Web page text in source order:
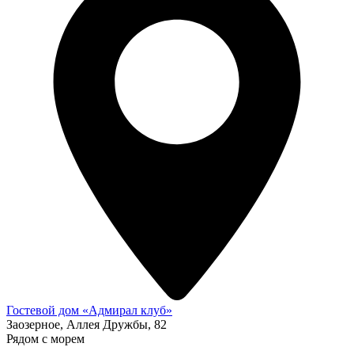
Гостевой дом «Адмирал клуб»
Заозерное, Аллея Дружбы, 82
Рядом с морем